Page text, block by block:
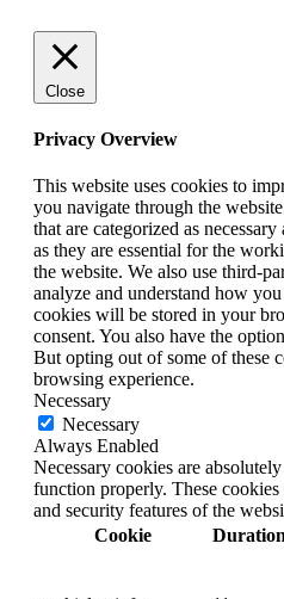
Close
Privacy Overview
This website uses cookies to
you navigate through the
that are categorized as
as they are essential for the
the website. We also use third-
analyze and understand how
cookies will be stored in your
consent. You also have the
But opting out of some of these
browsing experience.
Necessary
Necessary
Always Enabled
Necessary cookies are
function properly. These
and security features of the
Cookie
Duration